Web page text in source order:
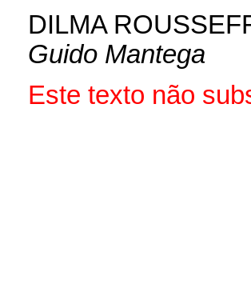
DILMA
Guido Mantega
Este texto não